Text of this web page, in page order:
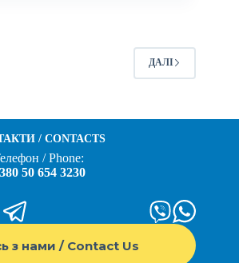
ДАЛІ
/ CONTACTS
/ Phone:
50 654 3230
з нами / Contact Us